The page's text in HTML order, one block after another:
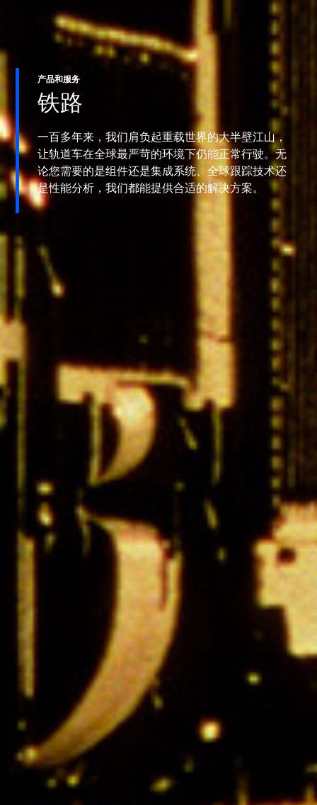
产品和服务
铁路
一百多年来，我们肩负起重载世界的大半壁江山，
让轨道车在全球最严苛的环境下仍能正常行驶。无
论您需要的是组件还是集成系统、全球跟踪技术还
是性能分析，我们都能提供合适的解决方案。